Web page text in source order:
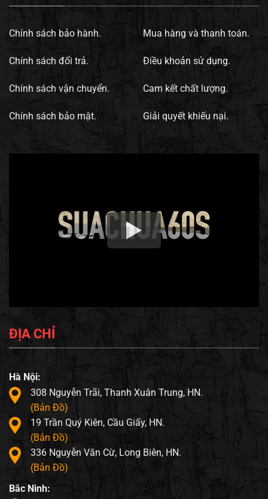
Chính sách bảo hành.
Chính sách đổi trả.
Chính sách vận chuyển.
Chính sách bảo mật.
Mua hàng và thanh toán.
Điều khoản sử dụng.
Cam kết chất lượng.
Giải quyết khiếu nại.
ĐỊA CHỈ
Hà Nội:
308 Nguyễn Trãi, Thanh Xuân Trung, HN.
(Bản Đồ)
19 Trần Quý Kiên, Cầu Giấy, HN.
(Bản Đồ)
336 Nguyễn Văn Cừ, Long Biên, HN.
(Bản Đồ)
Bắc Ninh: